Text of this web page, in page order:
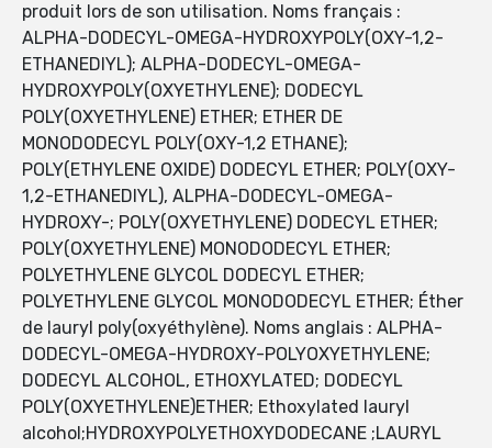
produit lors de son utilisation. Noms français :
ALPHA-DODECYL-OMEGA-HYDROXYPOLY(OXY-1,2-
ETHANEDIYL); ALPHA-DODECYL-OMEGA-
HYDROXYPOLY(OXYETHYLENE); DODECYL
POLY(OXYETHYLENE) ETHER; ETHER DE
MONODODECYL POLY(OXY-1,2 ETHANE);
POLY(ETHYLENE OXIDE) DODECYL ETHER; POLY(OXY-
1,2-ETHANEDIYL), ALPHA-DODECYL-OMEGA-
HYDROXY-; POLY(OXYETHYLENE) DODECYL ETHER;
POLY(OXYETHYLENE) MONODODECYL ETHER;
POLYETHYLENE GLYCOL DODECYL ETHER;
POLYETHYLENE GLYCOL MONODODECYL ETHER; Éther
de lauryl poly(oxyéthylène). Noms anglais : ALPHA-
DODECYL-OMEGA-HYDROXY-POLYOXYETHYLENE;
DODECYL ALCOHOL, ETHOXYLATED; DODECYL
POLY(OXYETHYLENE)ETHER; Ethoxylated lauryl
alcohol;HYDROXYPOLYETHOXYDODECANE ;LAURYL